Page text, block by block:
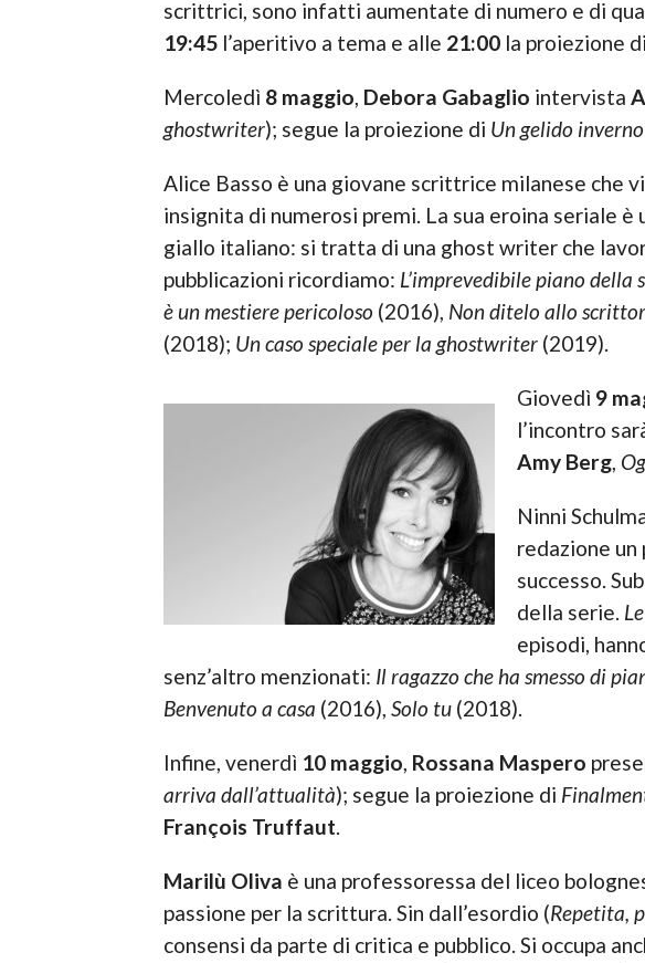
scrittrici, sono infatti aumentate di numero e di
19:45l’aperitivo a tema e alle 21:00la proiezione
Mercoledì 8 maggio, Debora Gabaglio intervista
ghostwriter); segue la proiezione di Un gelido inverno
Alice Basso è una giovane scrittrice milanese che
insignita di numerosi premi. La sua eroina seriale
giallo italiano: si tratta di una ghost writer che
pubblicazioni ricordiamo: L’imprevedibile piano della
è un mestiere pericoloso (2016), Non ditelo allo
(2018); Un caso speciale per la ghostwriter (2019).
Giovedì 9
l’incontro
Amy Berg,
Ninni
redazione un
successo.
della serie.
episodi,
senz’altro menzionati: Il ragazzo che ha smesso di
Benvenuto a casa (2016), Solo tu (2018).
Infine, venerdì 10 maggio, Rossana Maspero
arriva dall’attualità); segue la proiezione di
François Truffaut.
Marilù Oliva è una professoressa del liceo
passione per la scrittura. Sin dall’esordio (Repetita,
consensi da parte di critica e pubblico. Si occupa